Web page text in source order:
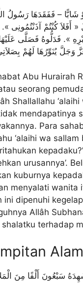
شَابًّا – فَفَقَدَهَا رَسُولُ
أَفَلاَ كُنْتُمْ آذَنْتُمُونِى
». فَدَلُّوهُ فَصَلَّى
Abu Hurairah
seorang
Shallallahu
mendapatinya
Para
‘alaihi wa
urusannya’.
kuburnya
menyalati wanita
ini dipenuhi
Allâh
terhadap
سَبْعُونَ أَلْفًا مِنَ